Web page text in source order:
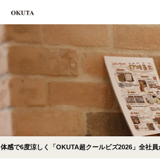
体感で6度涼しく「OKUTA超クールビズ2026」全社